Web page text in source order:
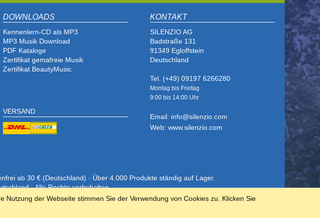
DOWNLOADS
Kennenlern-CD als MP3
MP3 Musik Download
PDF Kataloge
Zertifikat gemafreie Musik
Zertifikat BeautyMusic
VERSAND
KONTAKT
SILENZIO AG
Badstraße 131
91349 Egloffstein
Deutschland
Tel. (+49) 09197 6266280
Montag bis Freitag
9:00 bis 14:00 Uhr
Email: info@silenzio.com
Web: www.silenzio.com
ab 30 € (Deutschland) · Über 4.000 Produkte ständig auf Lager.
· Alle Rechte vorbehalten.
der Webseite stimmen Sie der Verwendung von Cookies zu. Klicken Sie